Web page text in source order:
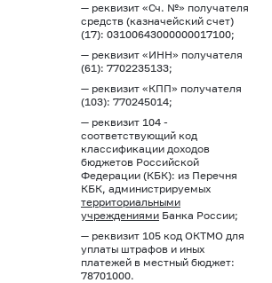
— реквизит «Сч. №» получателя
средств (казначейский счет)
(17): 03100643000000017100;
— реквизит «ИНН» получателя
(61): 7702235133;
— реквизит «КПП» получателя
(103): 770245014;
— реквизит 104 -
соответствующий код
классификации доходов
бюджетов Российской
Федерации (КБК): из Перечня
КБК, администрируемых
территориальными
учреждениями Банка России;
— реквизит 105 код ОКТМО для
уплаты штрафов и иных
платежей в местный бюджет:
78701000.